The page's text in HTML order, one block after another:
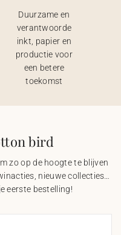
Duurzame en
verantwoorde
inkt, papier en
productie voor
een betere
toekomst
bird
zo op de hoogte te blijven
nieuwe collecties…
eerste bestelling!